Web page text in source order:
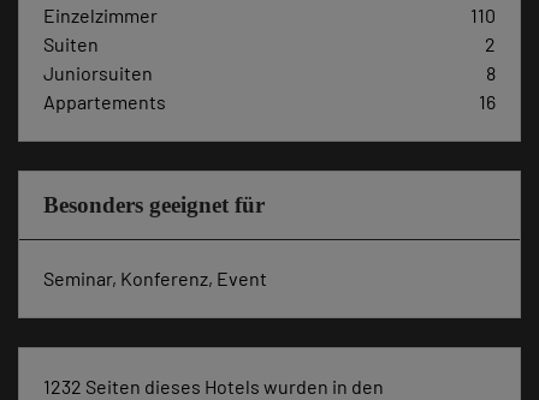
Einzelzimmer
110
Suiten
2
Juniorsuiten
8
Appartements
16
Besonders geeignet für
Seminar, Konferenz, Event
1232 Seiten dieses Hotels wurden in den